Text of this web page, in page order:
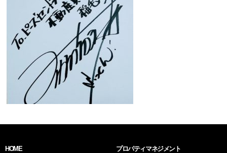
HOME プロパティマネジメント